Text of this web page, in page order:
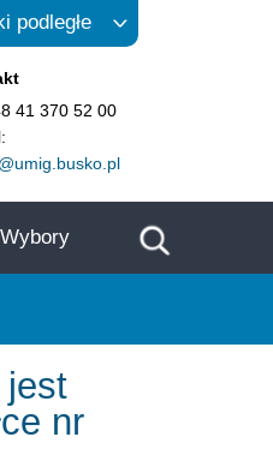
podległe
41 370 52 00
Wybory
jest
nr